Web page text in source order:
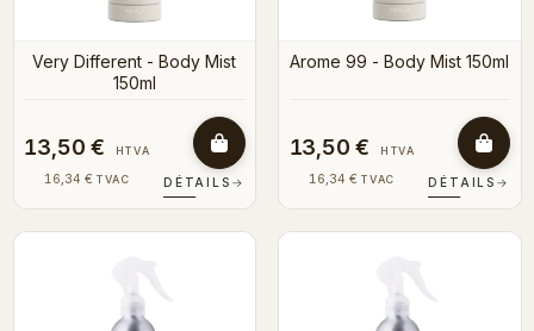
Very Different - Body Mist
150ml
13,50 € HTVA
16,34 € TVAC DÉTAILS →
Arome 99 - Body Mist 150ml
13,50 € HTVA
16,34 € TVAC DÉTAILS →